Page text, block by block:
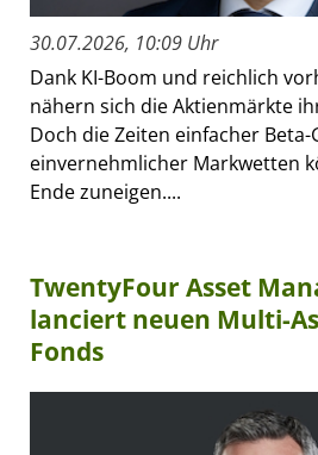
30.07.2026, 10:09 Uhr
Dank KI-Boom und reichlich
nähern sich die Aktienmärkte
Doch die Zeiten einfacher
einvernehmlicher Markwetten
Ende zuneigen....
TwentyFour Asset
lanciert neuen Multi-
Fonds